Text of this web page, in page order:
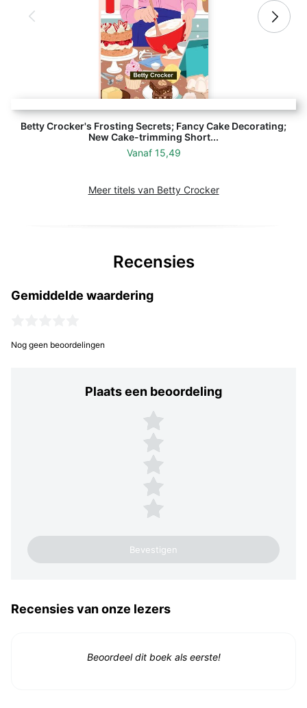
Betty Crocker's Frosting Secrets; Fancy Cake Decorating;
New Cake-trimming Short...
Vanaf 15,49
Meer titels van Betty Crocker
Recensies
Gemiddelde waardering
Nog geen beoordelingen
Plaats een beoordeling
Plaats een beoordeling
5 sterren
4 sterren
3 sterren
2 sterren
1 ster
Recensies van onze lezers
Beoordeel dit boek als eerste!